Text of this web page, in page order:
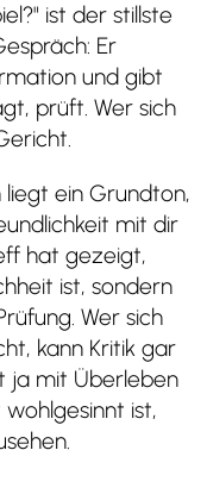
ist der stillste
Er
und gibt
prüft. Wer sich
ein Grundton,
mit dir
hat gezeigt,
ist, sondern
Wer sich
kann Kritik gar
ja mit Überleben
ist,